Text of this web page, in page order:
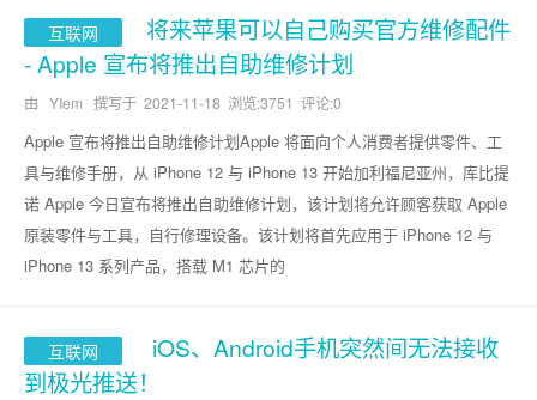
互联网
将来苹果可以自己购买官方维修配件
- Apple 宣布将推出自助维修计划
由 YIem 撰写于 2021-11-18 浏览:3751 评论:0
Apple 宣布将推出自助维修计划Apple 将面向个人消费者提供零件、工
具与维修手册，从 iPhone 12 与 iPhone 13 开始加利福尼亚州，库比提
诺 Apple 今日宣布将推出自助维修计划，该计划将允许顾客获取 Apple
原装零件与工具，自行修理设备。该计划将首先应用于 iPhone 12 与
iPhone 13 系列产品，搭载 M1 芯片的
互联网
iOS、Android手机突然间无法接收
到极光推送！